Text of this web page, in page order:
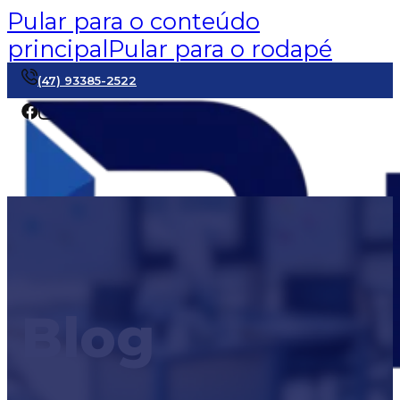
Pular para o conteúdo
principalPular para o rodapé
(47) 93385-2522
Blog